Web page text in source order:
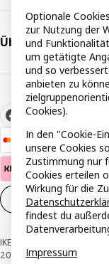
Über IKEA
Cookie-
IKEA Österreich - Südring,
2026
Optionale
zur Nutzung der
und
um getätigte
und so
anbieten zu
Cookies).
In den "Cookie-
unsere Cookies
Zustimmung nur
Cookies erteilen
Wirkung für die
findest du
Impressum